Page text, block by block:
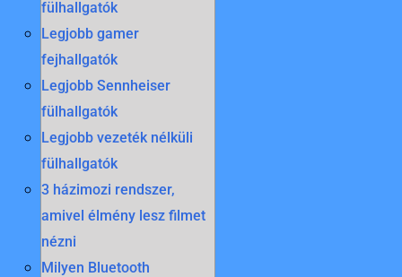
fülhallgatók
Legjobb gamer
fejhallgatók
Legjobb Sennheiser
fülhallgatók
Legjobb vezeték nélküli
fülhallgatók
3 házimozi rendszer,
amivel élmény lesz filmet
nézni
Milyen Bluetooth